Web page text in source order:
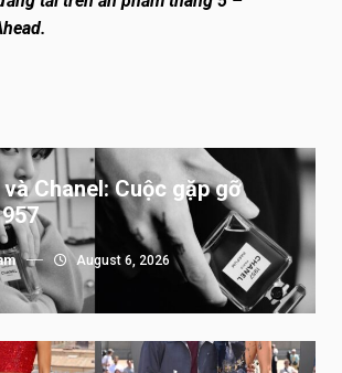
Chanel: Cuộc gặp gỡ
August 6, 2026